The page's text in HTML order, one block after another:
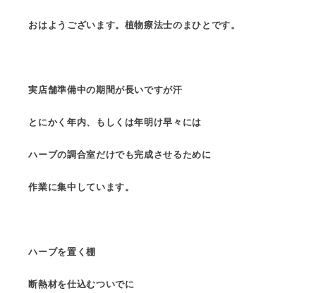
おはようございます。植物療法士のまひとです。
実店舗準備中の期間が長いですが汗
とにかく年内、もしくは年明け早々には
ハーブの調合室だけでも完成させるために
作業に集中しています。
ハーブを置く棚
断熱材を仕込むついでに